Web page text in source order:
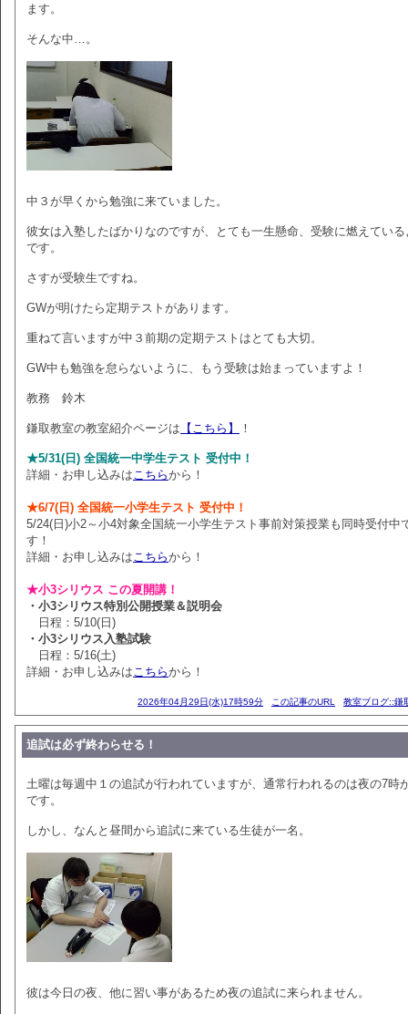
ます。
そんな中…。
中３が早くから勉強に来ていました。
彼女は入塾したばかりなのですが、とても一生懸命、受験に燃えている
です。
さすが受験生ですね。
GWが明けたら定期テストがあります。
重ねて言いますが中３前期の定期テストはとても大切。
GW中も勉強を怠らないように、もう受験は始まっていますよ！
教務 鈴木
鎌取教室の教室紹介ページは 【こちら】 ！
★5/31(日) 全国統一中学生テスト 受付中！
詳細・お申し込みはこちらから！
★6/7(日) 全国統一小学生テスト 受付中！
5/24(日)小2～小4対象全国統一小学生テスト事前対策授業も同時受付中
す！
詳細・お申し込みはこちらから！
★小3シリウス この夏開講！
・小3シリウス特別公開授業＆説明会
日程：5/10(日)
・小3シリウス入塾試験
日程：5/16(土)
詳細・お申し込みはこちらから！
2026年04月29日(水)17時59分 この記事のURL 教室ブログ::鎌
追試は必ず終わらせる！
土曜は毎週中１の追試が行われていますが、通常行われるのは夜の7時
です。
しかし、なんと昼間から追試に来ている生徒が一名。
彼は今日の夜、他に習い事があるため夜の追試に来られません。